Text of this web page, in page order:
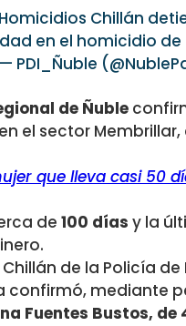
Chillán
en el homicidio de
— PDI_Ñuble
de Ñuble
el sector
que lleva casi 50
de 100 días y la
de la Policía
confirmó, mediante
Fuentes Bustos, de